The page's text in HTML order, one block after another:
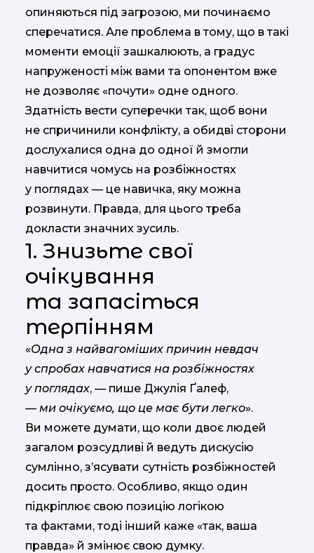
опиняються під загрозою, ми починаємо
сперечатися. Але проблема в тому, що в такі
моменти емоції зашкалюють, а градус
напруженості між вами та опонентом вже
не дозволяє «почути» одне одного.
Здатність вести суперечки так, щоб вони
не спричинили конфлікту, а обидві сторони
дослухалися одна до одної й змогли
навчитися чомусь на розбіжностях
у поглядах — це навичка, яку можна
розвинути. Правда, для цього треба
докласти значних зусиль.
1. Знизьте свої
очікування
та запасіться
терпінням
«Одна з найвагоміших причин невдач
у спробах навчатися на розбіжностях
у поглядах, — пише Джулія Ґалеф,
— ми очікуємо, що це має бути легко».
Ви можете думати, що коли двоє людей
загалом розсудливі й ведуть дискусію
сумлінно, з’ясувати сутність розбіжностей
досить просто. Особливо, якщо один
підкріплює свою позицію логікою
та фактами, тоді інший каже «так, ваша
правда» й змінює свою думку.